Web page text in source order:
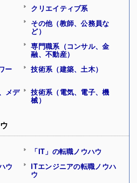
クリエイティブ系
その他（教師、公務員な
ど）
専門職系（コンサル、金
融、不動産）
ー
技術系（建築、土木）
メデ
技術系（電気、電子、機
械）
「IT」の転職ノウハウ
ウ
ITエンジニアの転職ノウハ
ウ